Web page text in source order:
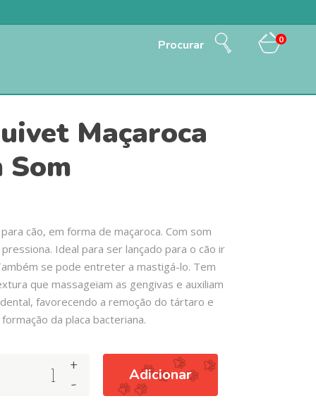
Procurar 0
Maçaroca
Som
cão, em forma de maçaroca. Com som
Ideal para ser lançado para o cão ir
se pode entreter a mastigá-lo. Tem
que massageiam as gengivas e auxiliam
favorecendo a remoção do tártaro e
da placa bacteriana.
-
+ Adicionar